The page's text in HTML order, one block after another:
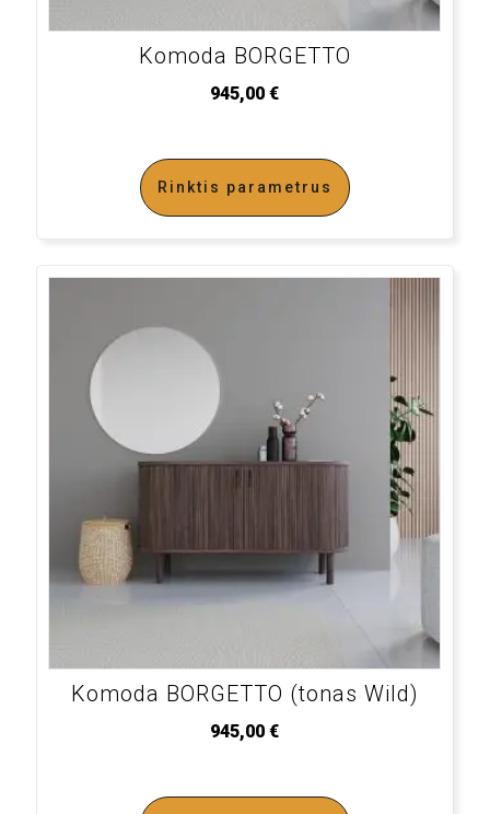
Komoda BORGETTO
945,00€
Rinktis parametrus
Komoda BORGETTO (tonas Wild)
945,00€